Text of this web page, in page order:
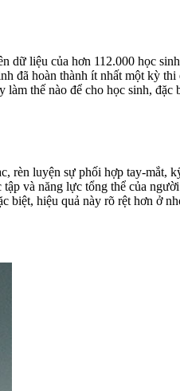
dữ liệu của hơn 112.000 học
đã hoàn thành ít nhất một kỳ thi
thế nào để cho học sinh, đặc
rèn luyện sự phối hợp tay-mắt,
và năng lực tổng thể của
biệt, hiệu quả này rõ rệt hơn ở